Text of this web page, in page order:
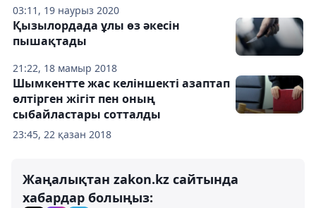
03:11, 19 наурыз 2020
21:22, 18 мамыр 2018
Қызылордада ұлы өз әкесін
пышақтады
23:45, 22 қазан 2018
Шымкентте жас келіншекті азаптап
өлтірген жігіт пен оның
сыбайластары сотталды
Жаңалықтан zakon.kz сайтында
хабардар болыңыз: